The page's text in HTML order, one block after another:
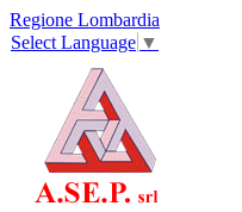
Regione Lombardia
Select Language ▼